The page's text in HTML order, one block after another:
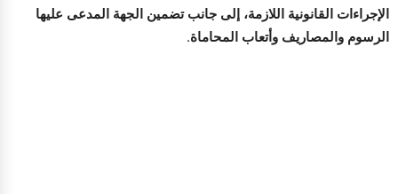
الإجراءات القانونية اللازمة، إلى جانب تضمين الجهة المدعى عليها
الرسوم والمصاريف وأتعاب المحاماة.